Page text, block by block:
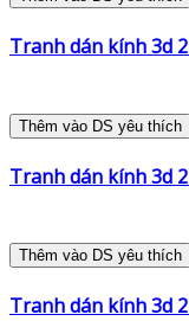
Tranh dán kính 3d
Thêm vào DS yêu thích
Tranh dán kính 3d
Thêm vào DS yêu thích
Tranh dán kính 3d